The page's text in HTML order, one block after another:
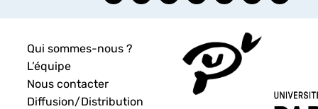
Qui sommes-nous ?
L’équipe
Nous contacter
Diffusion/Distribution